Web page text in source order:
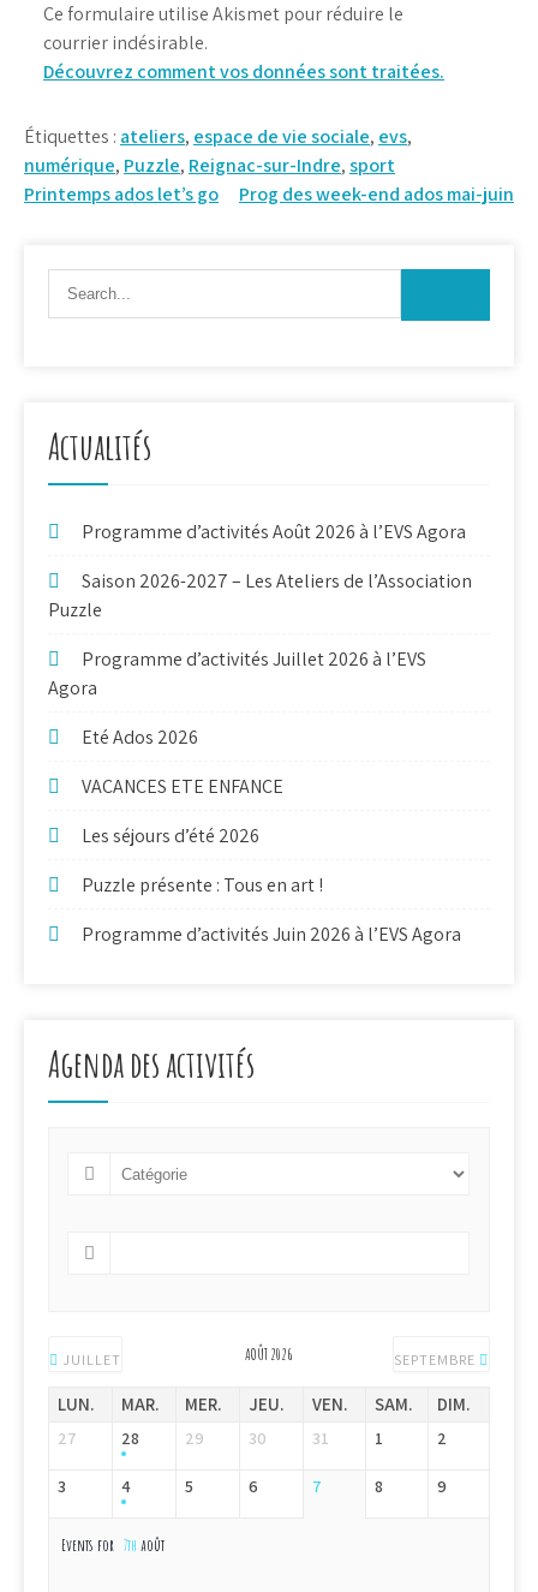
Ce formulaire utilise Akismet pour réduire le
courrier indésirable.
Découvrez comment vos données sont traitées.
Étiquettes : ateliers, espace de vie sociale, evs,
numérique, Puzzle, Reignac-sur-Indre,sport
Navigation
l’article
Printemps ados let’s go Prog des week-end ados mai-juin
Actualités
Programme d’activités Août 2026 à l’EVS Agora
Saison 2026-2027 – Les Ateliers de l’Association
Puzzle
Programme d’activités Juillet 2026 à l’EVS
Agora
Eté Ados 2026
VACANCES ETE ENFANCE
Les séjours d’été 2026
Puzzle présente : Tous en art !
Programme d’activités Juin 2026 à l’EVS Agora
Agenda des activités
JUILLET AOÛT 2026 SEPTEMBRE
LUN. MAR. MER. JEU. VEN. SAM. DIM.
27 28 29 30 31 1 2
3 4 5 6 7 8 9
Events for 7th août